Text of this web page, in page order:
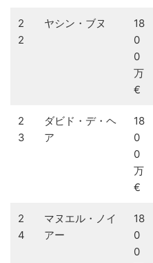
2
2
ヤシン・ブヌ
18
0
0
万
€
2
3
ダビド・デ・ヘ
ア
18
0
0
万
€
2
4
マヌエル・ノイ
アー
18
0
0